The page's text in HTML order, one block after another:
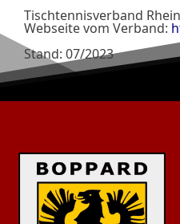
Tischtennisverband
Webseite vom Verband:
Stand: 07/2023